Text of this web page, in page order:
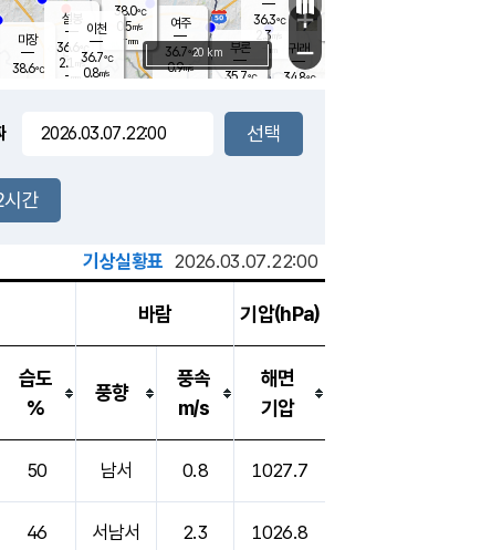
36.3℃
2.3m/s
mm
부론
35.7℃
-mm
여주
36.7℃
0.9m/s
장호원
38.0℃
0.5m/s
-mm
마장
38.6℃
설봉
36.6
2.1 m/s
- mm
귀래
34.8℃
이천
36.7℃
0.8m/s
+
−
20 km
간
기상실황표 2026.03.07.22:00
바람 기압(hPa)
습도
%
풍향
풍속
m/s
해면
기압
50 남서 0.8 1027.7
46 서남서 2.3 1026.8